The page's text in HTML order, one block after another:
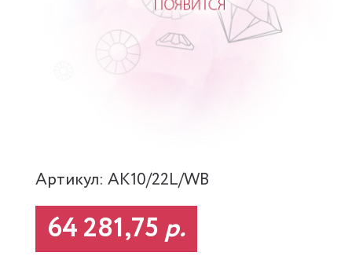
Артикул: AK10/22L/WB
64 281,75 р.